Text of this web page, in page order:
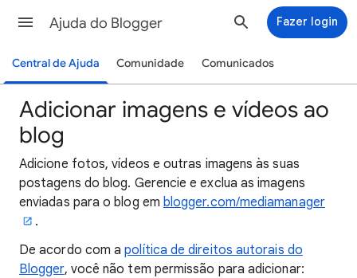
Ajuda do Blogger Fazer login
Central de Ajuda Comunidade Comunicados
Adicionar imagens e vídeos ao
blog
Adicione fotos, vídeos e outras imagens às suas
postagens do blog. Gerencie e exclua as imagens
enviadas para o blog em blogger.com/mediamanager
.
De acordo com apolítica de direitos autorais do
Blogger, você não tem permissão para adicionar: